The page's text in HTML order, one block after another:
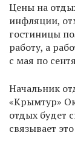
Цены на
инфляции,
гостиницы
работу, а
с мая по
Начальник
«Крымтур»
отдых будет
связывает